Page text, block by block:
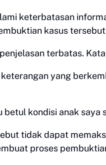
keterbatasan
kasus
terbatas.
yang
betul kondisi anak saya
tidak dapat
proses